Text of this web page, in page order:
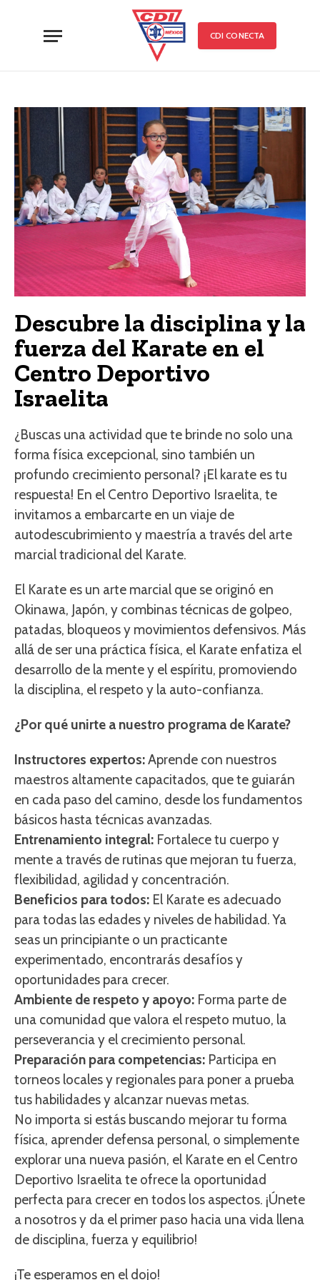
CDI CONECTA
Descubre la disciplina y la
fuerza del Karate en el
Centro Deportivo
Israelita
¿Buscas una actividad que te brinde no solo una
forma física excepcional, sino también un
profundo crecimiento personal? ¡El karate es tu
respuesta! En el Centro Deportivo Israelita, te
invitamos a embarcarte en un viaje de
autodescubrimiento y maestría a través del arte
marcial tradicional del Karate.
El Karate es un arte marcial que se originó en
Okinawa, Japón, y combinas técnicas de golpeo,
patadas, bloqueos y movimientos defensivos. Más
allá de ser una práctica física, el Karate enfatiza el
desarrollo de la mente y el espíritu, promoviendo
la disciplina, el respeto y la auto-confianza.
¿Por qué unirte a nuestro programa de Karate?
Instructores expertos:Aprende con nuestros
maestros altamente capacitados, que te guiarán
en cada paso del camino, desde los fundamentos
básicos hasta técnicas avanzadas.
Entrenamiento integral: Fortalece tu cuerpo y
mente a través de rutinas que mejoran tu fuerza,
flexibilidad, agilidad y concentración.
Beneficios para todos: El Karate es adecuado
para todas las edades y niveles de habilidad. Ya
seas un principiante o un practicante
experimentado, encontrarás desafíos y
oportunidades para crecer.
Ambiente de respeto y apoyo: Forma parte de
una comunidad que valora el respeto mutuo, la
perseverancia y el crecimiento personal.
Preparación para competencias: Participa en
torneos locales y regionales para poner a prueba
tus habilidades y alcanzar nuevas metas.
No importa si estás buscando mejorar tu forma
física, aprender defensa personal, o simplemente
explorar una nueva pasión, el Karate en el Centro
Deportivo Israelita te ofrece la oportunidad
perfecta para crecer en todos los aspectos. ¡Únete
a nosotros y da el primer paso hacia una vida llena
de disciplina, fuerza y equilibrio!
¡Te esperamos en el dojo!